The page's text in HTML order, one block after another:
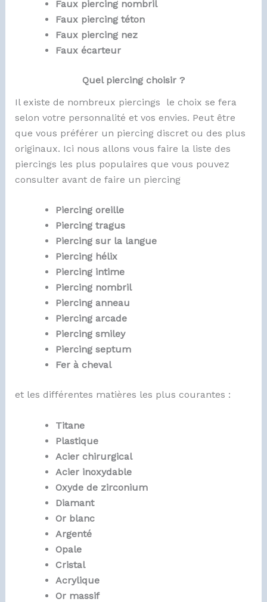
Faux piercing nombril
Faux piercing téton
Faux piercing nez
Faux écarteur
Quel piercing choisir ?
Il existe de nombreux piercings le choix se fera
selon votre personnalité et vos envies. Peut être
que vous préférer un piercing discret ou des plus
originaux. Ici nous allons vous faire la liste des
piercings les plus populaires que vous pouvez
consulter avant de faire un piercing
Piercing oreille
Piercing tragus
Piercing sur la langue
Piercing hélix
Piercing intime
Piercing nombril
Piercing anneau
Piercing arcade
Piercing smiley
Piercing septum
Fer à cheval
et les différentes matières les plus courantes :
Titane
Plastique
Acier chirurgical
Acier inoxydable
Oxyde de zirconium
Diamant
Or blanc
Argenté
Opale
Cristal
Acrylique
Or massif